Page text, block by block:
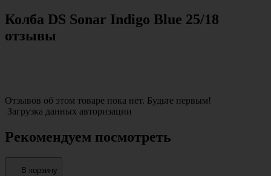
Колба DS Sonar Indigo Blue 25/18
отзывы
Отзывов об этом товаре пока нет. Будьте первым!
Загрузка данных авторизации
Рекомендуем посмотреть
В корзину